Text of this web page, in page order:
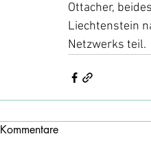
Ottacher,
Liechtenstein
Netzwerks teil.
Kommentare